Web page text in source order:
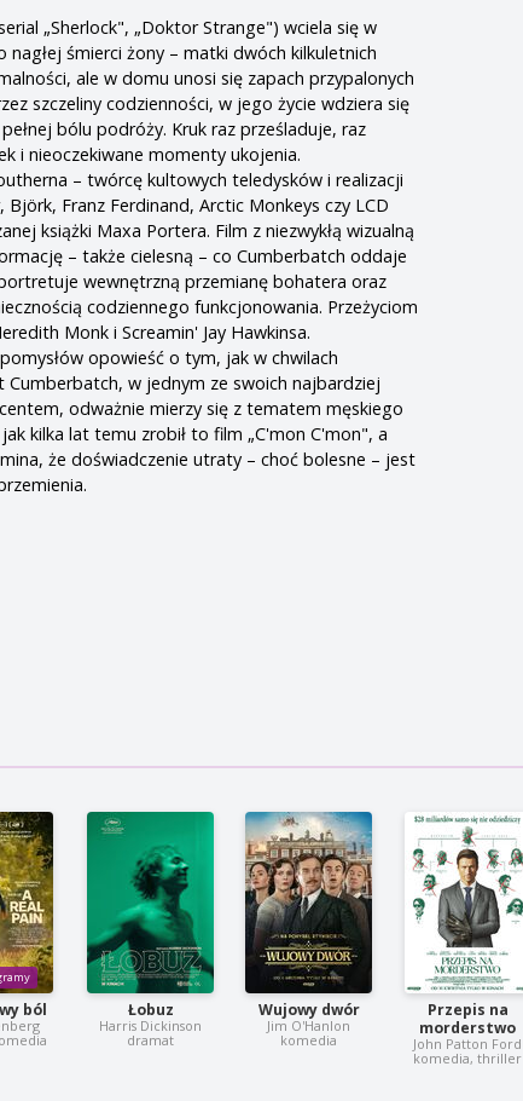
„Sherlock", „Doktor Strange") wciela się w
śmierci żony – matki dwóch kilkuletnich
ale w domu unosi się zapach przypalonych
szczeliny codzienności, w jego życie wdziera się
bólu podróży. Kruk raz prześladuje, raz
i nieoczekiwane momenty ukojenia.
– twórcę kultowych teledysków i realizacji
Franz Ferdinand, Arctic Monkeys czy LCD
książki Maxa Portera. Film z niezwykłą wizualną
– także cielesną – co Cumberbatch oddaje
wewnętrzną przemianę bohatera oraz
codziennego funkcjonowania. Przeżyciom
Monk i Screamin' Jay Hawkinsa.
opowieść o tym, jak w chwilach
w jednym ze swoich najbardziej
odważnie mierzy się z tematem męskiego
kilka lat temu zrobił to film „C'mon C'mon", a
że doświadczenie utraty – choć bolesne – jest
ból Łobuz
Harris Dickinson
dramat
Wujowy dwór
Jim O'Hanlon
komedia
Przepis na
morderstwo
John Patton Ford
komedia, thriller